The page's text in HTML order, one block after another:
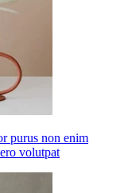
purus non enim
volutpat